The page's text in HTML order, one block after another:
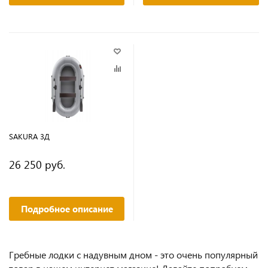
SAKURA 3Д
26 250 руб.
Подробное описание
Гребные лодки с надувным дном - это очень популярный